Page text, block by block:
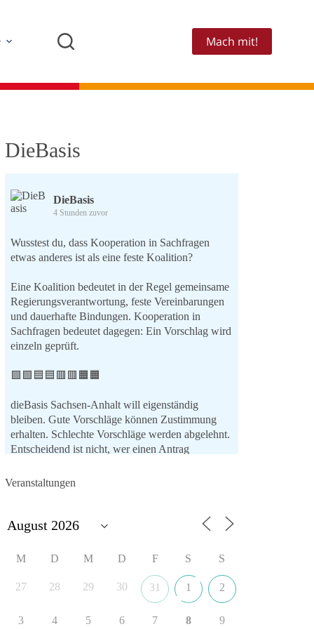
Mach mit!
DieBasis
DieBasis
4 Stunden zuvor
Wusstest du, dass Kooperation in Sachfragen
etwas anderes ist als eine feste Koalition?
Eine Koalition bedeutet in der Regel gemeinsame
Regierungsverantwortung, feste Vereinbarungen
und dauerhafte Bindungen. Kooperation in
Sachfragen bedeutet dagegen: Ein Vorschlag wird
einzeln geprüft.
🟩🟩🟦🟦🟥🟥🟧🟧
dieBasis Sachsen-Anhalt will eigenständig
bleiben. Gute Vorschläge können Zustimmung
erhalten. Schlechte Vorschläge werden abgelehnt.
Entscheidend ist nicht, wer einen Antrag
weiterbringt.
Verschmelzung.
💬 Was ist dir wichtiger: feste Lager oder
#Landtagswahl2026
Veranstaltungen
M D M D F S S
27 28 29 30 31 1 2
3 4 5 6 7 8 9